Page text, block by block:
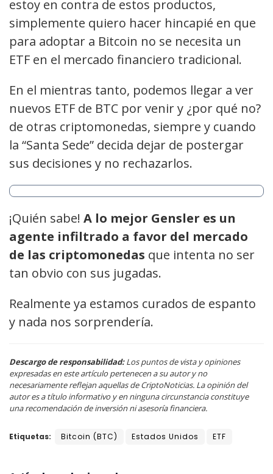
estoy en contra de estos productos,
simplemente quiero hacer hincapié en que
para adoptar a Bitcoin no se necesita un
ETF en el mercado financiero tradicional.
En el mientras tanto, podemos llegar a ver
nuevos ETF de BTC por venir y ¿por qué no?
de otras criptomonedas, siempre y cuando
la “Santa Sede” decida dejar de postergar
sus decisiones y no rechazarlos.
¡Quién sabe! A lo mejor Gensler es un
agente infiltrado a favor del mercado
de las criptomonedas que intenta no ser
tan obvio con sus jugadas.
Realmente ya estamos curados de espanto
y nada nos sorprendería.
Descargo de responsabilidad:Los puntos de vista y opiniones
expresadas en este artículo pertenecen a su autor y no
necesariamente reflejan aquellas de CriptoNoticias. La opinión del
autor es a título informativo y en ninguna circunstancia constituye
una recomendación de inversión ni asesoría financiera.
Etiquetas: Bitcoin (BTC) Estados Unidos ETF